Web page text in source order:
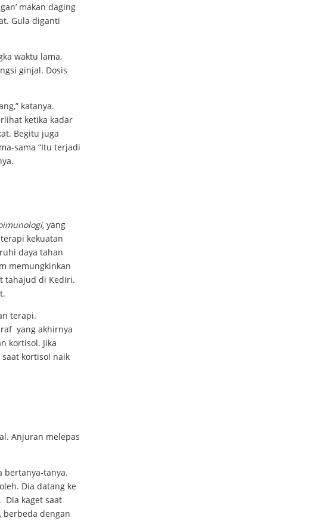
makan daging
Gula diganti
waktu lama,
ginjal. Dosis
katanya.
ketika kadar
Begitu juga
sama “Itu terjadi
yang
kekuatan
daya tahan
memungkinkan
tahajud di Kediri.
terapi.
yang akhirnya
kortisol. Jika
kortisol naik
Anjuran melepas
bertanya-tanya.
Dia datang ke
Dia kaget saat
berbeda dengan